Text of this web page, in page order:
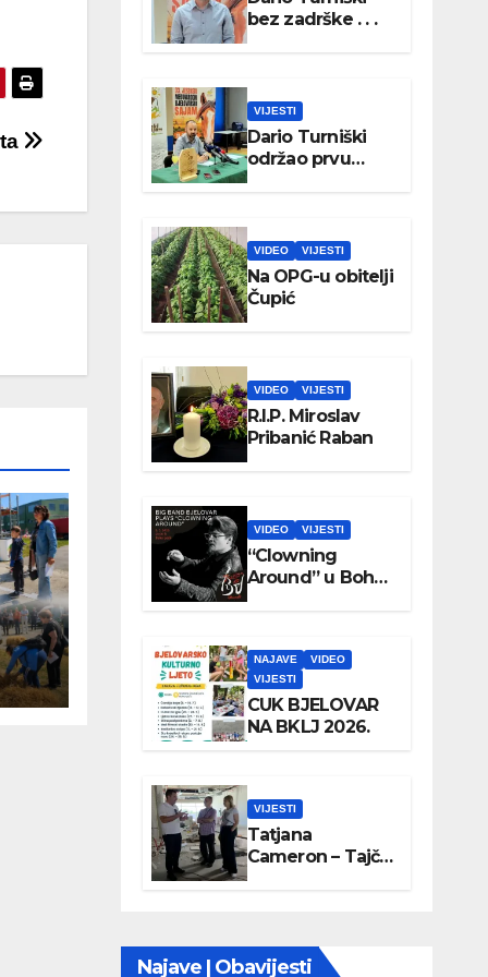
bez zadrške . . .
VIJESTI
Dario Turniški
održao prvu
konferenciju za
VIDEO VIJESTI
Na OPG-u obitelji
Čupić
VIDEO VIJESTI
R.I.P. Miroslav
Pribanić Raban
VIDEO VIJESTI
“Clowning
Around” u Boho
parku
NAJAVE
VIDEO
VIJESTI
CUK BJELOVAR
NA BKLJ 2026.
VIJESTI
Tatjana
Cameron – Tajči
posjetila
Najave | Obavijesti